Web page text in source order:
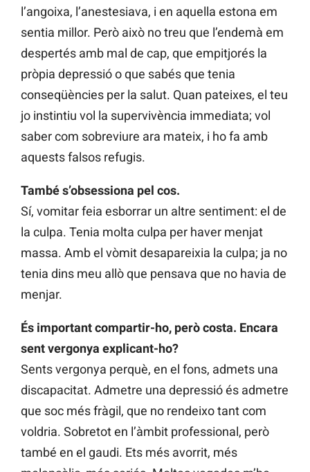
l’angoixa, l’anestesiava, i en aquella estona em
sentia millor. Però això no treu que l’endemà em
despertés amb mal de cap, que empitjorés la
pròpia depressió o que sabés que tenia
conseqüències per la salut. Quan pateixes, el teu
jo instintiu vol la supervivència immediata; vol
saber com sobreviure ara mateix, i ho fa amb
aquests falsos refugis.
També s’obsessiona pel cos.
Sí, vomitar feia esborrar un altre sentiment: el de
la culpa. Tenia molta culpa per haver menjat
massa. Amb el vòmit desapareixia la culpa; ja no
tenia dins meu allò que pensava que no havia de
menjar.
És important compartir-ho, però costa. Encara
sent vergonya explicant-ho?
Sents vergonya perquè, en el fons, admets una
discapacitat. Admetre una depressió és admetre
que soc més fràgil, que no rendeixo tant com
voldria. Sobretot en l’àmbit professional, però
també en el gaudi. Ets més avorrit, més